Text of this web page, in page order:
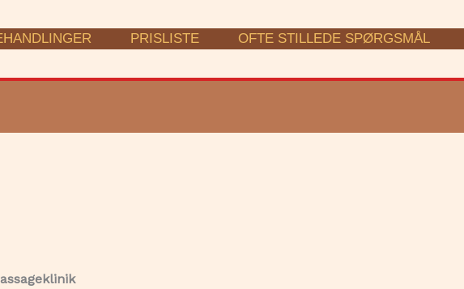
PRISLISTE OFTE STILLEDE SPØRGSMÅL